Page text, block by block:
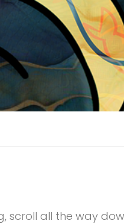
scroll all the way